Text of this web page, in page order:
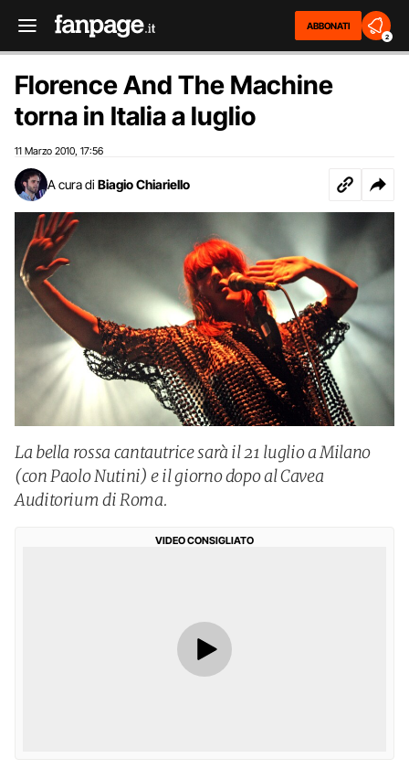
ABBONATI
2
Florence And The Machine
torna in Italia a luglio
11 Marzo 2010 17:56
A cura di Biagio Chiariello
La bella rossa cantautrice sarà il 21 luglio a Milano
(con Paolo Nutini) e il giorno dopo al Cavea
Auditorium di Roma.
VIDEO CONSIGLIATO